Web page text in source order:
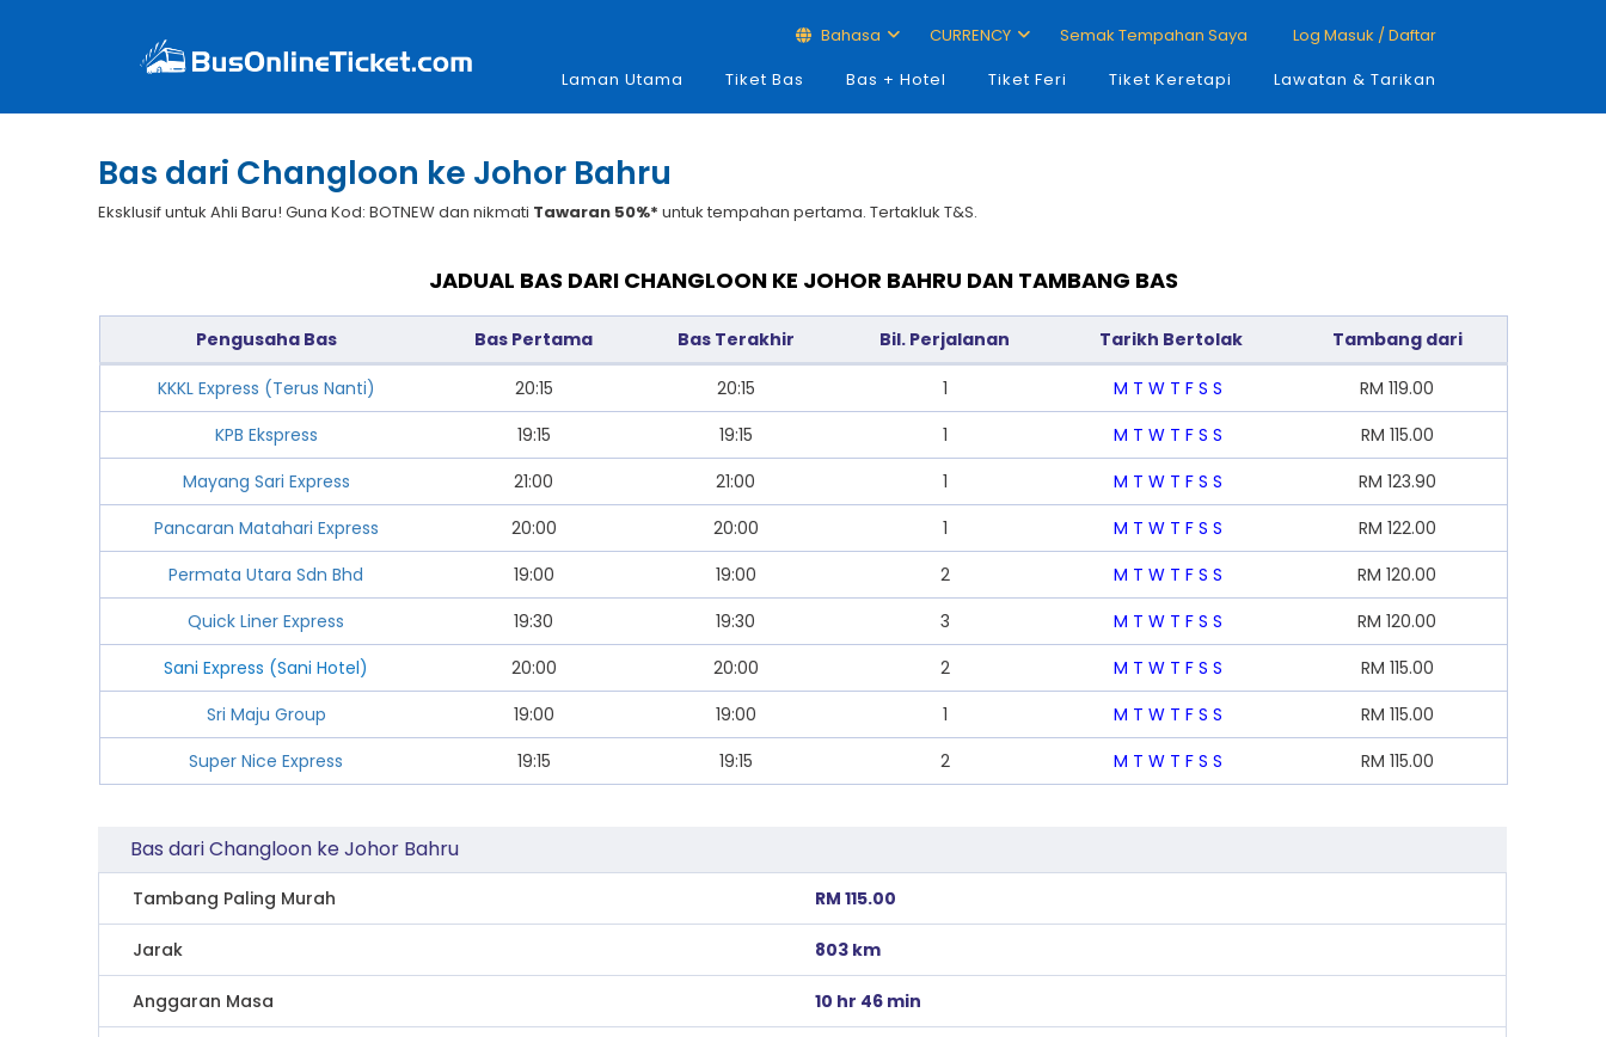
Bahasa CURRENCY Semak Tempahan Saya
Log Masuk / Daftar
Laman Utama
Tiket Bas Bas + Hotel Tiket Feri Tiket Keretapi Lawatan & Tarikan
Bas dari Changloon ke Johor Bahru
Eksklusif untuk Ahli Baru! Guna Kod: BOTNEW dan nikmati Tawaran 50%* untuk tempahan pertama. Tertakluk T&S.
JADUAL BAS DARI CHANGLOON KE JOHOR BAHRU DAN TAMBANG BAS
Pengusaha Bas Bas Pertama Bas Terakhir Bil. Perjalanan Tarikh Bertolak Tambang dari
KKKL Express (Terus Nanti) 20:15 20:15 1 M T W T F S S RM 119.00
KPB Ekspress
19:15 19:15 1 M T W T F S S RM 115.00
Mayang Sari Express
21:00 21:00 1 M T W T F S S RM 123.90
Pancaran Matahari Express
20:00 20:00 1 M T W T F S S RM 122.00
Permata Utara Sdn Bhd
19:00 19:00 2 M T W T F S S RM 120.00
Quick Liner Express
19:30 19:30 3 M T W T F S S RM 120.00
Sani Express (Sani Hotel)
20:00 20:00 2 M T W T F S S RM 115.00
Sri Maju Group
19:00 19:00 1 M T W T F S S RM 115.00
Super Nice Express
19:15 19:15 2 M T W T F S S RM 115.00
Bas dari Changloon ke Johor Bahru
Tambang Paling Murah RM 115.00
Jarak 803 km
Anggaran Masa 10 hr 46 min